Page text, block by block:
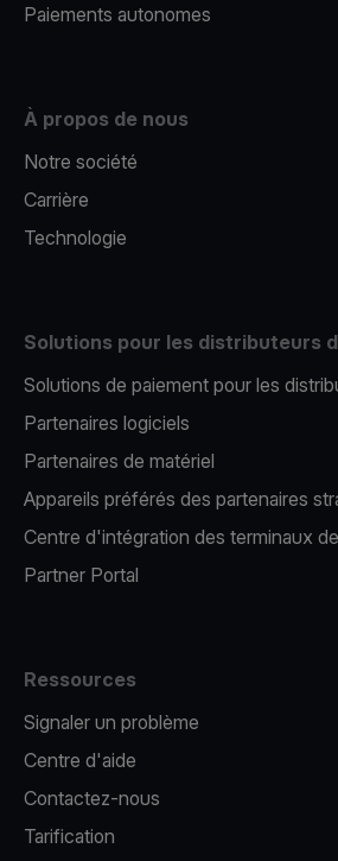
Paiements autonomes
À propos de nous
Notre société
Carrière
Technologie
Solutions pour les distributeurs
Solutions de paiement pour les
Partenaires logiciels
Partenaires de matériel
Appareils préférés des partenaires
Centre d'intégration des terminaux
Partner Portal
Ressources
Signaler un problème
Centre d'aide
Contactez-nous
Tarification